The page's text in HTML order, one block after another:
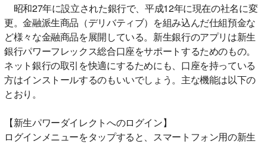
昭和27年に設立された銀行で、平成12年に現在の社名に変
更。金融派生商品（デリバティブ）を組み込んだ仕組預金な
ど様々な金融商品を展開している。新生銀行のアプリは新生
銀行パワーフレックス総合口座をサポートするためのもの。
ネット銀行の取引を快適にするためにも、口座を持っている
方はインストールするのもいいでしょう。主な機能は以下の
とおり。
【新生パワーダイレクトへのログイン】
ログインメニューをタップすると、スマートフォン用の新生